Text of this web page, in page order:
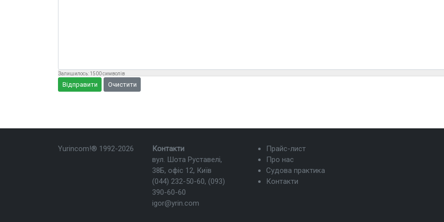
Залишилось: 1500символів
Відправити Очистити
Yurincom!® 1992-2026
Контакти
вул. Шота Руставелі,
38Б, офіс 12, Київ
(044) 232-50-60, (093)
390-60-60
igor@yrin.com
Прайс-лист
Про нас
Судова практика
Контакти